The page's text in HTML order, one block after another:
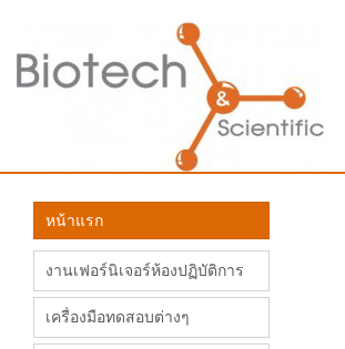
หน้าแรก
งานเฟอร์นิเจอร์ห้องปฏิบัติการ
เครื่องมือทดสอบต่างๆ